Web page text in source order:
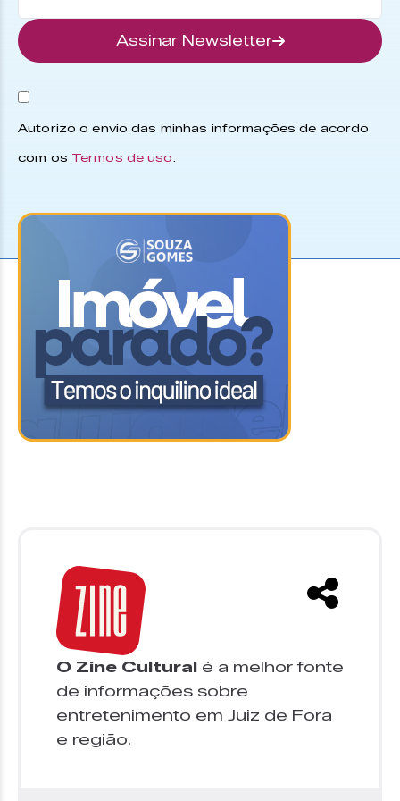
Assinar Newsletter
Autorizo o envio das minhas informações de acordo
com os Termos de uso.
O Zine Cultural é a melhor fonte
de informações sobre
entretenimento em Juiz de Fora
e região.